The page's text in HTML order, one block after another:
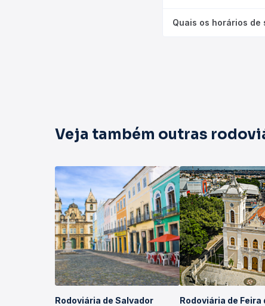
Quais os horários de
Veja também outras
Rodoviária de Salvador
Rodoviária de Feira